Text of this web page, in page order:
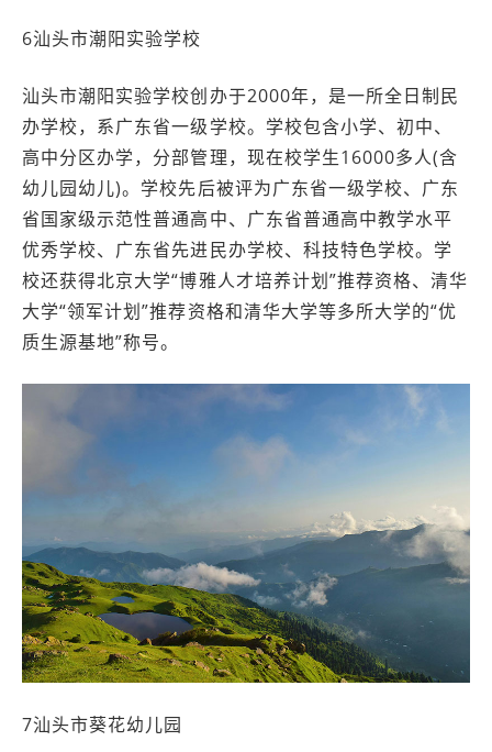
6汕头市潮阳实验学校
汕头市潮阳实验学校创办于2000年，是一所全日制民
办学校，系广东省一级学校。学校包含小学、初中、
高中分区办学，分部管理，现在校学生16000多人(含
幼儿园幼儿)。学校先后被评为广东省一级学校、广东
省国家级示范性普通高中、广东省普通高中教学水平
优秀学校、广东省先进民办学校、科技特色学校。学
校还获得北京大学“博雅人才培养计划”推荐资格、清华
大学“领军计划”推荐资格和清华大学等多所大学的“优
质生源基地”称号。
7汕头市葵花幼儿园